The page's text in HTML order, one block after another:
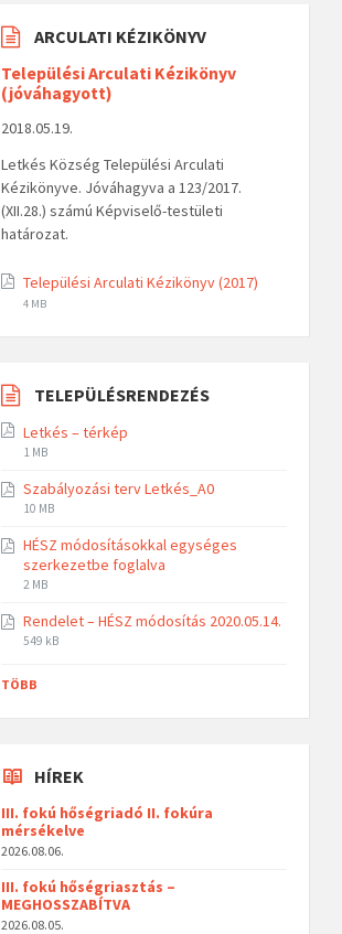
ARCULATI KÉZIKÖNYV
Települési Arculati Kézikönyv
(jóváhagyott)
2018.05.19.
Letkés Község Települési Arculati
Kézikönyve. Jóváhagyva a 123/2017.
(XII.28.) számú Képviselő-testületi
határozat.
Települési Arculati Kézikönyv (2017)
4 MB
TELEPÜLÉSRENDEZÉS
Letkés – térkép
1 MB
Szabályozási terv Letkés_A0
10 MB
HÉSZ módosításokkal egységes
szerkezetbe foglalva
2 MB
Rendelet – HÉSZ módosítás 2020.05.14.
549 kB
TÖBB
HÍREK
III. fokú hőségriadó II. fokúra
mérsékelve
2026.08.06.
III. fokú hőségriasztás –
MEGHOSSZABÍTVA
2026.08.05.